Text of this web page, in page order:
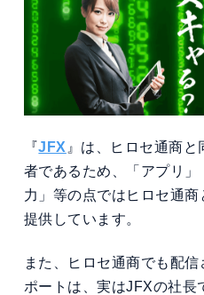
『JFX 』は、ヒロセ通商
者であるため、「アプリ
力」等の点ではヒロセ通
提供しています。
また、ヒロセ通商でも配
ポートは、実はJFXの社長